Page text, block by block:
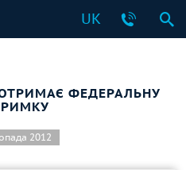
UK
ФЕДЕРАЛЬНУ
2012